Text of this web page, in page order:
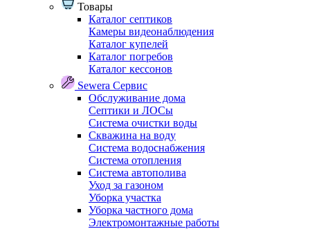
Товары
Каталог септиков
Камеры видеонаблюдения
Каталог купелей
Каталог погребов
Каталог кессонов
Sewera Сервис
Обслуживание дома
Септики и ЛОСы
Система очистки воды
Скважина на воду
Система водоснабжения
Система отопления
Система автополива
Уход за газоном
Уборка участка
Уборка частного дома
Электромонтажные работы